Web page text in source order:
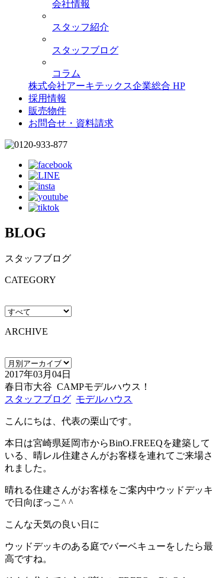
会社情報
スタッフ紹介
スタッフブログ
コラム
株式会社アーキテックス企業総合 HP
採用情報
販売物件
お問合せ・資料請求
BLOG
スタッフブログ
CATEGORY
ARCHIVE
2017年03月04日
春日市大谷 CAMPモデルハウス！
スタッフブログ モデルハウス
こんにちは、代表の栗山です。
本日は宮崎県延岡市からBinO.FREEQを建築して
いる、晴レル住建さんがお客様を連れてご来場さ
れました。
晴れる住建さんがお客様をご案内中ウッドデッキ
で日向ぼっこ^ ^
こんな天気の良い日に
ウッドデッキのある庭でバーベキューをしたら最
高ですね。